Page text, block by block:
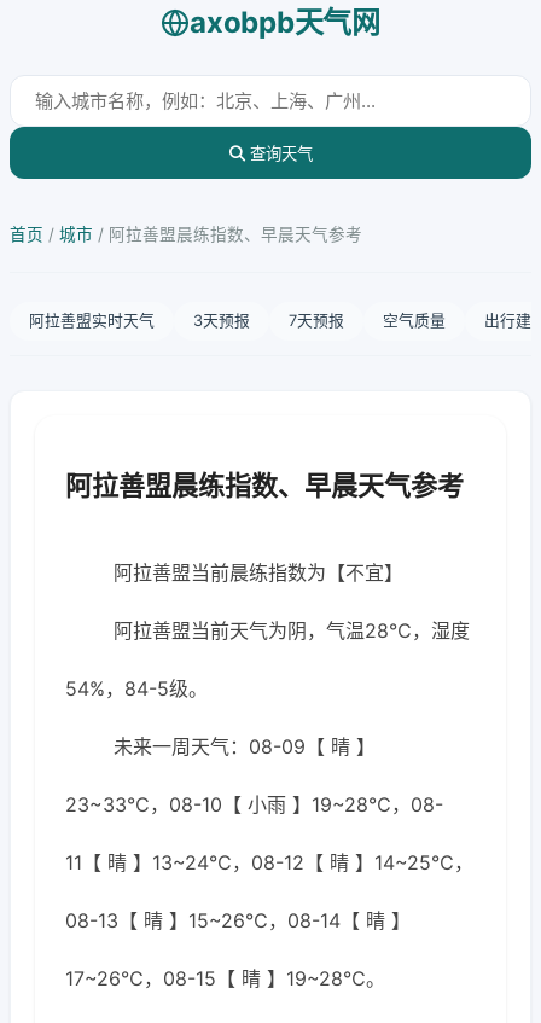
axobpb天气网
查询天气
首页 / 城市 / 阿拉善盟晨练指数、早晨天气参考
阿拉善盟实时天气 3天预报 7天预报 空气质量 出行建
阿拉善盟晨练指数、早晨天气参考
阿拉善盟当前晨练指数为【不宜】
阿拉善盟当前天气为阴，气温28℃，湿度
54%，84-5级。
未来一周天气：08-09【 晴 】
23~33℃，08-10【 小雨 】19~28℃，08-
11【 晴 】13~24℃，08-12【 晴 】14~25℃，
08-13【 晴 】15~26℃，08-14【 晴 】
17~26℃，08-15【 晴 】19~28℃。